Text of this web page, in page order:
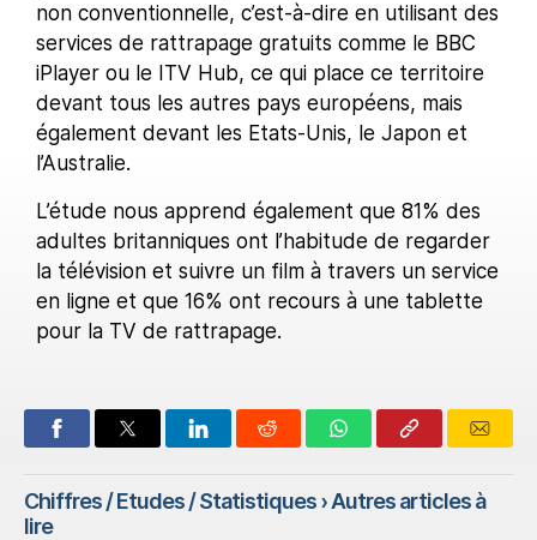
non conventionnelle, c’est-à-dire en utilisant des
services de rattrapage gratuits comme le BBC
iPlayer ou le ITV Hub, ce qui place ce territoire
devant tous les autres pays européens, mais
également devant les Etats-Unis, le Japon et
l’Australie.
L’étude nous apprend également que 81% des
adultes britanniques ont l’habitude de regarder
la télévision et suivre un film à travers un service
en ligne et que 16% ont recours à une tablette
pour la TV de rattrapage.
Chiffres / Etudes / Statistiques› Autres articles à
lire